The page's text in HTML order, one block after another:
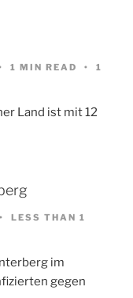
1 MIN READ
1
Land ist mit 12
LESS THAN 1
im
gegen